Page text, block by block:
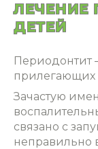
ЛЕЧЕНИЕ
ДЕТЕЙ
Периодонтит
прилегающих
Зачастую
связано с
неправильно